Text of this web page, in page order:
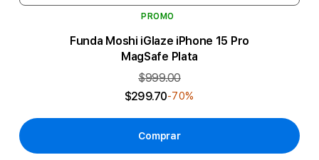
PROMO
Funda Moshi iGlaze iPhone 15 Pro
MagSafe Plata
$999.00
$299.70-70%
Comprar